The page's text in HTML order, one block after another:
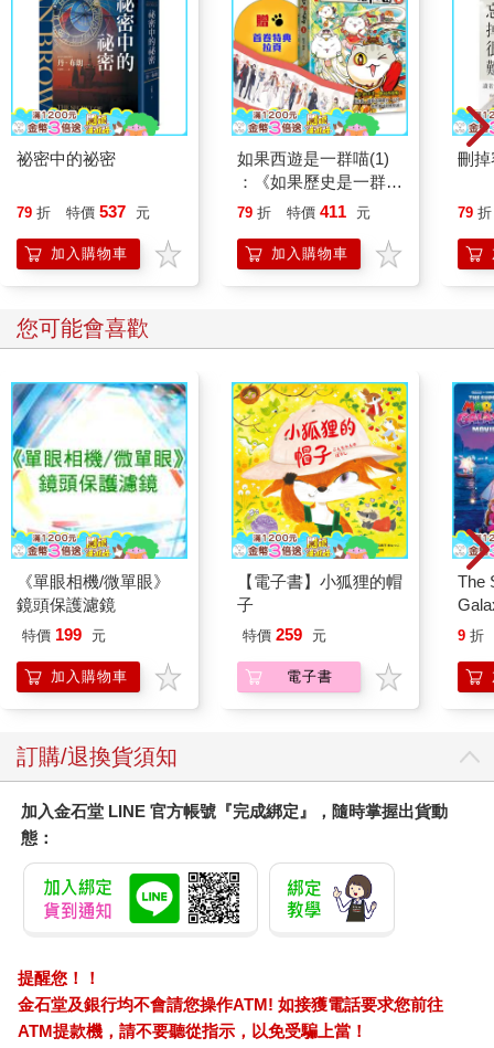
祕密中的祕密
79 折 特價 537 元
加入購物車
如果西遊是一群喵(1)
：《如果歷史是一群
喵》作者最新力作，附
79 折 特價 411 元
加入購物車
刪
79 折
您可能會喜歡
《單眼相機/微單眼》
鏡頭保護濾鏡
特價 199 元
加入購物車
【電子書】小狐狸的帽
子
特價 259 元
電子書
The
9 折
訂購/退換貨須知
加入金石堂 LINE 官方帳號『完成綁定』，隨時掌握出貨動
態：
提醒您！！
金石堂及銀行均不會請您操作ATM! 如接獲電話要求您前往
ATM提款機，請不要聽從指示，以免受騙上當！